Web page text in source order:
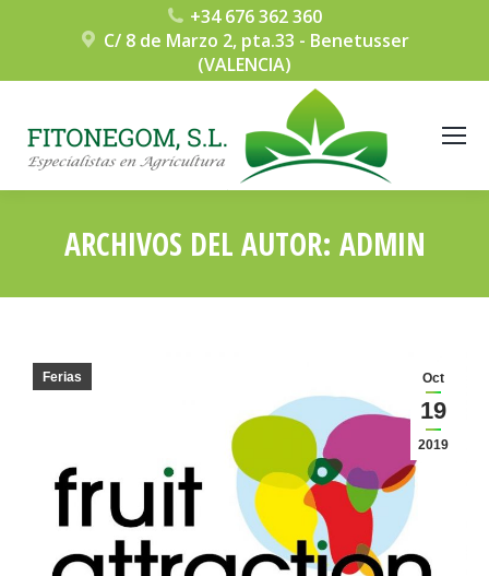
+34 676 362 360
C/ 8 de Marzo 2, pta.33 - Benetusser
(VALENCIA)
ARCHIVOS DEL AUTOR: ADMIN
Oct
19
2019
Ferias